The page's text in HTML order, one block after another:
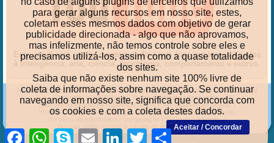
Este canal está sendo reestruturado e tem foco em temas ligados
à inteligência, arte, ciência, tecnologia, comportamento e outros.
Xtreme-DJ |Artigos, análises, críticas, tutoriais e dicas para DJs| O curso de DJ
Copyright © 1999 - [year]. Todos os direitos reservados.
(Site verdadeiramente registrado na BN e em plataformas digitais.)
Xtreme-DJ, para os que são ou querem ser DJs bons de verdade.
Serviços de informática / computação / TI (Itaipu / Itaipuaçu)
Nossas redes sociais e canais de áudios e de vídeos
FacebookWhatsApp
Skype Email LinkedInTwitterShare
para gerar alguns recursos em nosso site, estes,
coletam esses mesmos dados com objetivo de gerar
publicidade direcionada - algo que não aprovamos,
mas infelizmente, não temos controle sobre eles e
precisamos utilizá-los, assim como a quase totalidade
dos sites.
Saiba que não existe nenhum site 100% livre de
coleta de informações sobre navegação. Se continuar
navegando em nosso site, significa que concorda com
os cookies e com a coleta destes dados.
Aceitar / Concordar